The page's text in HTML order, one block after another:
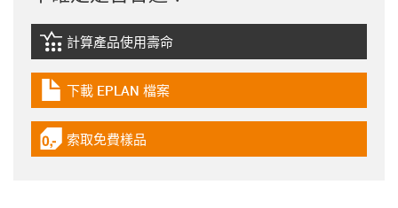
igus-icon-lebensdauerrechner
計算產品使用壽命
igus-icon-download-plan
下載 EPLAN 檔案
igus-icon-gratismuster
索取免費樣品